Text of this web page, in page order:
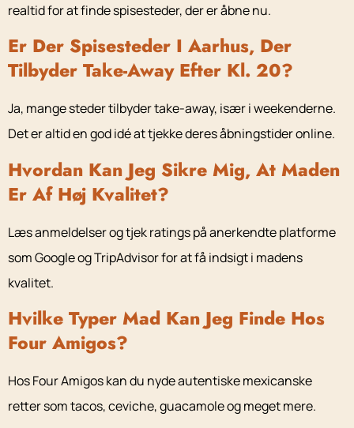
realtid for at finde spisesteder, der er åbne nu.
Er Der Spisesteder I Aarhus, Der
Tilbyder Take-Away Efter Kl. 20?
Ja, mange steder tilbyder take-away, især i weekenderne.
Det er altid en god idé at tjekke deres åbningstider online.
Hvordan Kan Jeg Sikre Mig, At Maden
Er Af Høj Kvalitet?
Læs anmeldelser og tjek ratings på anerkendte platforme
som Google og TripAdvisor for at få indsigt i madens
kvalitet.
Hvilke Typer Mad Kan Jeg Finde Hos
Four Amigos?
Hos Four Amigos kan du nyde autentiske mexicanske
retter som tacos, ceviche, guacamole og meget mere.